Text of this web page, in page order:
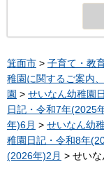
箕面市 > 子育て・教
稚園に関するご案内
園 > せいなん幼稚園
日記・令和7年(2025
年)6月 > せいなん幼
稚園日記・令和8年
(2026年)2月 > せい